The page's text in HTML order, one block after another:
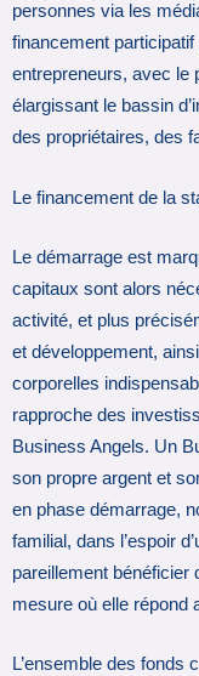
personnes via les
financement
entrepreneurs, avec le
élargissant le bassin
des propriétaires, des
Le financement de la
Le démarrage est
capitaux sont alors
activité, et plus
et développement,
corporelles
rapproche des
Business Angels. Un
son propre argent et
en phase démarrage,
familial, dans l’espoir
pareillement bénéficier
mesure où elle répond
L’ensemble des fonds